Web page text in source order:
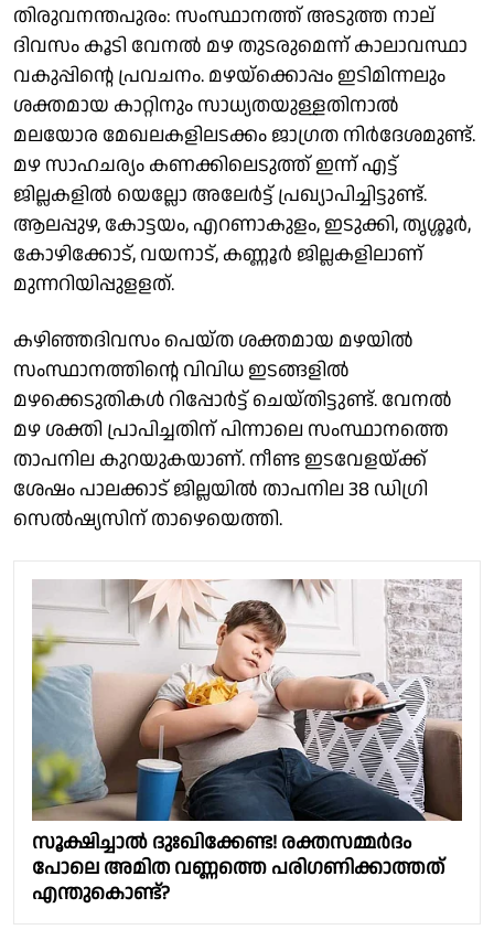
തിരുവനന്തപുരം: സംസ്ഥാനത്ത് അടുത്ത നാല്
ദിവസം കൂടി വേനൽ മഴ തുടരുമെന്ന് കാലാവസ്ഥാ
വകുപ്പിന്റെ പ്രവചനം. മഴയ്‌ക്കൊപ്പം ഇടിമിന്നലും
ശക്തമായ കാറ്റിനും സാധ്യതയുള്ളതിനാൽ
മലയോര മേഖലകളിലടക്കം ജാഗ്രത നിർദേശമുണ്ട്.
മഴ സാഹചര്യം കണക്കിലെടുത്ത് ഇന്ന് എട്ട്
ജില്ലകളിൽ യെല്ലോ അലേർട്ട് പ്രഖ്യാപിച്ചിട്ടുണ്ട്.
ആലപ്പുഴ, കോട്ടയം, എറണാകുളം, ഇടുക്കി, തൃശ്ശൂർ,
കോഴിക്കോട്, വയനാട്, കണ്ണൂർ ജില്ലകളിലാണ്
മുന്നറിയിപ്പുളളത്.
കഴിഞ്ഞദിവസം പെയ്ത ശക്തമായ മഴയിൽ
സംസ്ഥാനത്തിൻ്റെ വിവിധ ഇടങ്ങളിൽ
മഴക്കെടുതികൾ റിപ്പോർട്ട് ചെയ്തിട്ടുണ്ട്. വേനൽ
മഴ ശക്തി പ്രാപിച്ചതിന് പിന്നാലെ സംസ്ഥാനത്തെ
താപനില കുറയുകയാണ്. നീണ്ട ഇടവേളയ്ക്ക്
ശേഷം പാലക്കാട് ജില്ലയിൽ താപനില 38 ഡിഗ്രി
സെൽഷ്യസിന് താഴെയെത്തി.
സൂക്ഷിച്ചാല്‍ ദുഃഖിക്കേണ്ട! രക്തസമ്മര്‍ദം
പോലെ അമിത വണ്ണത്തെ പരിഗണിക്കാത്തത്
എന്തുകൊണ്ട്?